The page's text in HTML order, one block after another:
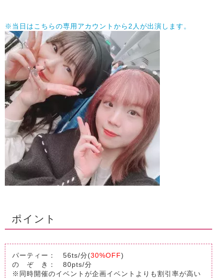
※当日はこちらの専用アカウントから2人が出演します。
ポイント
パーティー： 56ts/分(30%OFF)
の ぞ き： 80pts/分
※同時開催のイベントが企画イベントよりも割引率が高い